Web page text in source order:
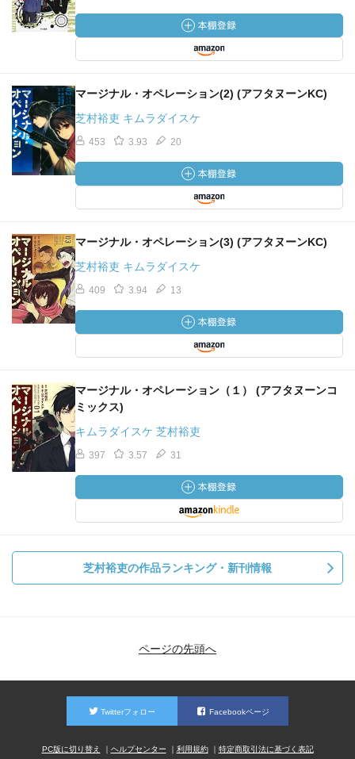
マージナル・オペレーション(2) (アフタヌーンKC)
芝村裕吏 キムラダイスケ
453 3.93 20
マージナル・オペレーション(3) (アフタヌーンKC)
芝村裕吏 キムラダイスケ
409 3.94 13
マージナル・オペレーション（１） (アフタヌーンコ
ミックス)
キムラダイスケ 芝村裕吏
397 3.57 31
芝村裕吏の作品ランキング・新刊情報
ページの先頭へ
Twitterフォロー Facebookページ
PC版に切り替え ヘルプセンター 利用規約 特定商取引法に基づく表記